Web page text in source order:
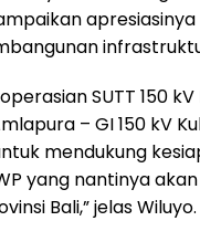
apresiasinya
SUTT 150
– GI 150 kV
mendukung
yang nantinya
Bali,” jelas Wiluyo.